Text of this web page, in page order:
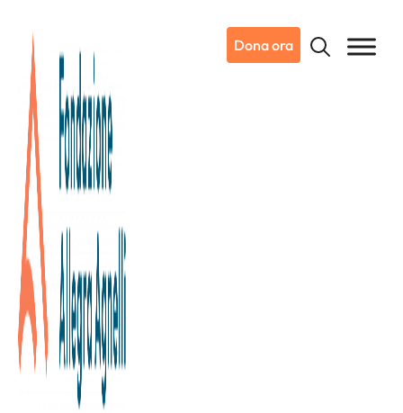
Dona ora
12/02/2026
Notizie da Candiolo
Il benessere continua…dentro e
fuori. Skincare & Pilates
Retreat.